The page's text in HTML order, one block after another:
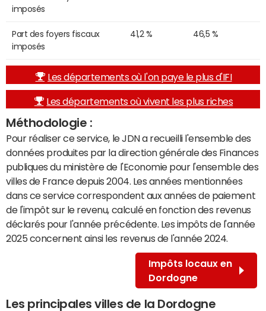
imposés
Part des foyers fiscaux
imposés
41,2 % 46,5 %
Les départements où l'on paye le plus d'IFI
Les départements où vivent les plus riches
Méthodologie :
Pour réaliser ce service, le JDN a recueilli l'ensemble des
données produites par la direction générale des Finances
publiques du ministère de l'Economie pour l'ensemble des
villes de France depuis 2004. Les années mentionnées
dans ce service correspondent aux années de paiement
de l'impôt sur le revenu, calculé en fonction des revenus
déclarés pour l'année précédente. Les impôts de l'année
2025 concernent ainsi les revenus de l'année 2024.
Impôts locaux en
Dordogne
Les principales villes de la Dordogne